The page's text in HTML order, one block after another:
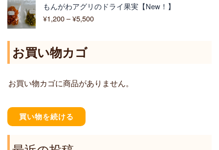
–
¥
もんがわアグリのドライ果実【New！】
¥1,200 –¥5,500
格
帯
0
お買い物カゴ
お買い物カゴに商品がありません。
買い物を続ける